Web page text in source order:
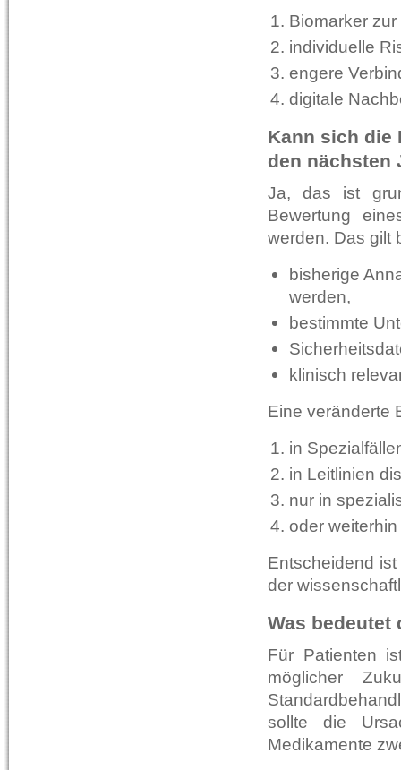
Biomarker
individuelle
engere
digitale
Kann sich die
den nächsten
Ja, das ist
Bewertung
werden. Das gilt
bisherige
werden,
bestimmte
klinisch
Eine veränderte
in
in Leitlinien
nur in
oder
Entscheidend
der
Was bedeutet
Für Patienten
möglicher
sollte die
Medikamente